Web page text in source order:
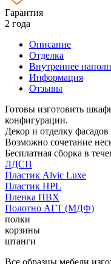
Гарантия
2 года
Описание
Отделка
Внутреннее
Информация
Отзывы
Готовы изготовить
конфигурации.
Декор и отделку
Возможно сочетание
Бесплатная сборка в
ЛДСП
Пластик Alvic Luxe
Пластик HPL
Пленка ПВХ
Полотно АГТ (МДФ)
полки
корзины
штанги
Все образцы мебели